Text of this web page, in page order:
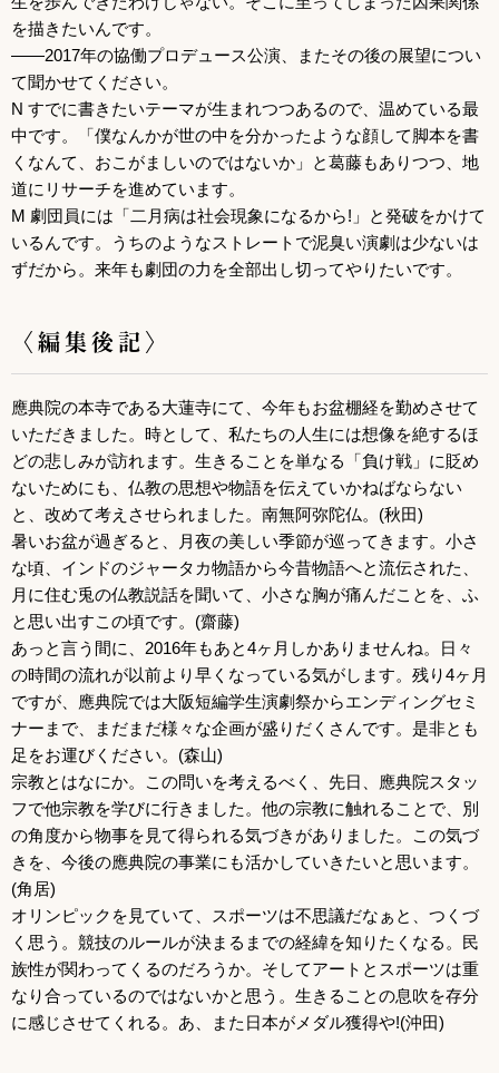
を描きたいんです。
――2017年の協働プロデュース公演、またその後の展望につい
て聞かせてください。
N すでに書きたいテーマが生まれつつあるので、温めている最
中です。「僕なんかが世の中を分かったような顔して脚本を書
くなんて、おこがましいのではないか」と葛藤もありつつ、地
道にリサーチを進めています。
M 劇団員には「二月病は社会現象になるから!」と発破をかけて
いるんです。うちのようなストレートで泥臭い演劇は少ないは
ずだから。来年も劇団の力を全部出し切ってやりたいです。
〈編集後記〉
應典院の本寺である大蓮寺にて、今年もお盆棚経を勤めさせて
いただきました。時として、私たちの人生には想像を絶するほ
どの悲しみが訪れます。生きることを単なる「負け戦」に貶め
ないためにも、仏教の思想や物語を伝えていかねばならない
と、改めて考えさせられました。南無阿弥陀仏。(秋田)
暑いお盆が過ぎると、月夜の美しい季節が巡ってきます。小さ
な頃、インドのジャータカ物語から今昔物語へと流伝された、
月に住む兎の仏教説話を聞いて、小さな胸が痛んだことを、ふ
と思い出すこの頃です。(齋藤)
あっと言う間に、2016年もあと4ヶ月しかありませんね。日々
の時間の流れが以前より早くなっている気がします。残り4ヶ月
ですが、應典院では大阪短編学生演劇祭からエンディングセミ
ナーまで、まだまだ様々な企画が盛りだくさんです。是非とも
足をお運びください。(森山)
宗教とはなにか。この問いを考えるべく、先日、應典院スタッ
フで他宗教を学びに行きました。他の宗教に触れることで、別
の角度から物事を見て得られる気づきがありました。この気づ
きを、今後の應典院の事業にも活かしていきたいと思います。
(角居)
オリンピックを見ていて、スポーツは不思議だなぁと、つくづ
く思う。競技のルールが決まるまでの経緯を知りたくなる。民
族性が関わってくるのだろうか。そしてアートとスポーツは重
なり合っているのではないかと思う。生きることの息吹を存分
に感じさせてくれる。あ、また日本がメダル獲得や!(沖田)